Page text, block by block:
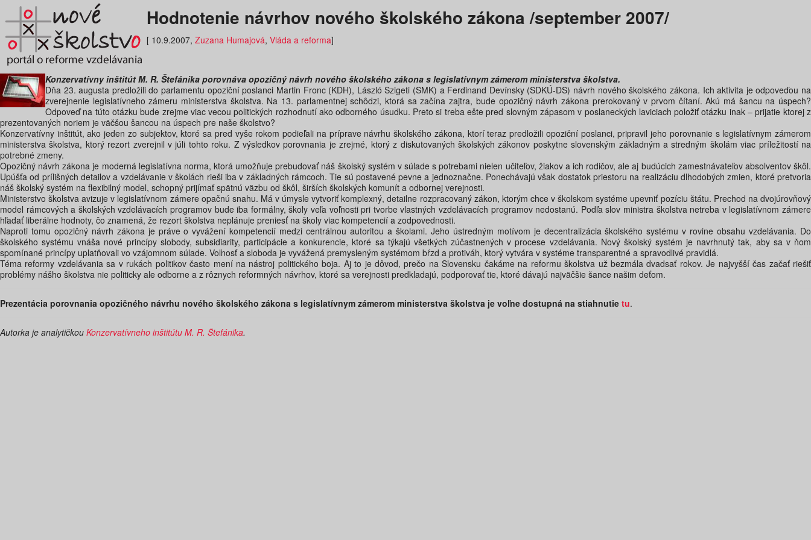
Hodnotenie návrhov nového školského zákona /september 2007/
[ 10.9.2007, Zuzana Humajová, Vláda a reforma]
Konzervatívny inštitút M. R. Štefánika porovnáva opozičný návrh nového školského zákona s legislatívnym zámerom ministerstva školstva.
Dňa 23. augusta predložili do parlamentu opoziční poslanci Martin Fronc (KDH), László Szigeti (SMK) a Ferdinand Devínsky (SDKÚ-DS) návrh nového školského zákona. Ich aktivita je odpoveďou na
zverejnenie legislatívneho zámeru ministerstva školstva. Na 13. parlamentnej schôdzi, ktorá sa začína zajtra, bude opozičný návrh zákona prerokovaný v prvom čítaní. Akú má šancu na úspech?
Odpoveď na túto otázku bude zrejme viac vecou politických rozhodnutí ako odborného úsudku. Preto si treba ešte pred slovným zápasom v poslaneckých laviciach položiť otázku inak – prijatie ktorej z
prezentovaných noriem je väčšou šancou na úspech pre naše školstvo?
Konzervatívny inštitút, ako jeden zo subjektov, ktoré sa pred vyše rokom podieľali na príprave návrhu školského zákona, ktorí teraz predložili opoziční poslanci, pripravil jeho porovnanie s legislatívnym zámerom
ministerstva školstva, ktorý rezort zverejnil v júli tohto roku. Z výsledkov porovnania je zrejmé, ktorý z diskutovaných školských zákonov poskytne slovenským základným a stredným školám viac príležitostí na
potrebné zmeny.
Opozičný návrh zákona je moderná legislatívna norma, ktorá umožňuje prebudovať náš školský systém v súlade s potrebami nielen učiteľov, žiakov a ich rodičov, ale aj budúcich zamestnávateľov absolventov škôl.
Upúšťa od prílišných detailov a vzdelávanie v školách rieši iba v základných rámcoch. Tie sú postavené pevne a jednoznačne. Ponechávajú však dostatok priestoru na realizáciu dlhodobých zmien, ktoré pretvoria
náš školský systém na flexibilný model, schopný prijímať spätnú väzbu od škôl, širších školských komunít a odbornej verejnosti.
Ministerstvo školstva avizuje v legislatívnom zámere opačnú snahu. Má v úmysle vytvoriť komplexný, detailne rozpracovaný zákon, ktorým chce v školskom systéme upevniť pozíciu štátu. Prechod na dvojúrovňový
model rámcových a školských vzdelávacích programov bude iba formálny, školy veľa voľnosti pri tvorbe vlastných vzdelávacích programov nedostanú. Podľa slov ministra školstva netreba v legislatívnom zámere
hľadať liberálne hodnoty, čo znamená, že rezort školstva neplánuje preniesť na školy viac kompetencií a zodpovednosti.
Naproti tomu opozičný návrh zákona je práve o vyvážení kompetencií medzi centrálnou autoritou a školami. Jeho ústredným motívom je decentralizácia školského systému v rovine obsahu vzdelávania. Do
školského systému vnáša nové princípy slobody, subsidiarity, participácie a konkurencie, ktoré sa týkajú všetkých zúčastnených v procese vzdelávania. Nový školský systém je navrhnutý tak, aby sa v ňom
spomínané princípy uplatňovali vo vzájomnom súlade. Voľnosť a sloboda je vyvážená premysleným systémom bŕzd a protiváh, ktorý vytvára v systéme transparentné a spravodlivé pravidlá.
Téma reformy vzdelávania sa v rukách politikov často mení na nástroj politického boja. Aj to je dôvod, prečo na Slovensku čakáme na reformu školstva už bezmála dvadsať rokov. Je najvyšší čas začať riešiť
problémy nášho školstva nie politicky ale odborne a z rôznych reformných návrhov, ktoré sa verejnosti predkladajú, podporovať tie, ktoré dávajú najväčšie šance našim deťom.
Prezentácia porovnania opozičného návrhu nového školského zákona s legislatívnym zámerom ministerstva školstva je voľne dostupná na stiahnutie tu.
Autorka je analytičkou Konzervatívneho inštitútu M. R. Štefánika.